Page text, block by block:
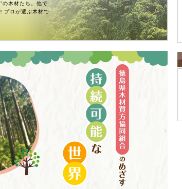
の木材たち。他で
プロが選ぶ木材で